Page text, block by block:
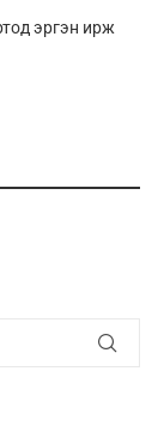
эргэн ирж